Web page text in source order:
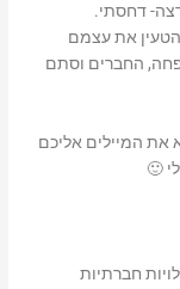
דחסתי.
את עצמם
החברים וסתם
את המיילים אליכם
🙂
חברתיות